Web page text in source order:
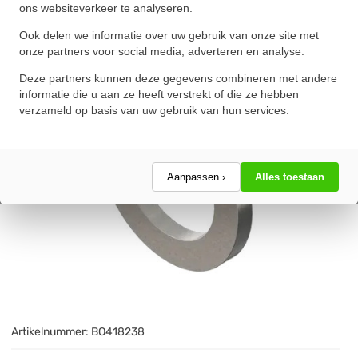
ons websiteverkeer te analyseren.
Ook delen we informatie over uw gebruik van onze site met
onze partners voor social media, adverteren en analyse.
Deze partners kunnen deze gegevens combineren met andere
informatie die u aan ze heeft verstrekt of die ze hebben
verzameld op basis van uw gebruik van hun services.
Aanpassen › Alles toestaan
★★★★
★★★★
Schrijf een review!
Artikelnummer: BO418238